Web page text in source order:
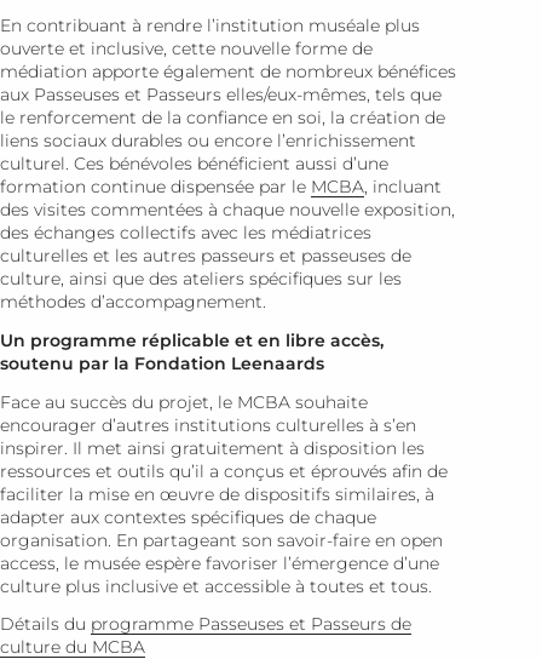
En contribuant à rendre l’institution muséale plus
ouverte et inclusive, cette nouvelle forme de
médiation apporte également de nombreux bénéfices
aux Passeuses et Passeurs elles/eux-mêmes, tels que
le renforcement de la confiance en soi, la création de
liens sociaux durables ou encore l’enrichissement
culturel. Ces bénévoles bénéficient aussi d’une
formation continue dispensée par le MCBA, incluant
des visites commentées à chaque nouvelle exposition,
des échanges collectifs avec les médiatrices
culturelles et les autres passeurs et passeuses de
culture, ainsi que des ateliers spécifiques sur les
méthodes d’accompagnement.
Un programme réplicable et en libre accès,
soutenu par la Fondation Leenaards
Face au succès du projet, le MCBA souhaite
encourager d’autres institutions culturelles à s’en
inspirer. Il met ainsi gratuitement à disposition les
ressources et outils qu’il a conçus et éprouvés afin de
faciliter la mise en œuvre de dispositifs similaires, à
adapter aux contextes spécifiques de chaque
organisation. En partageant son savoir-faire en open
access, le musée espère favoriser l’émergence d’une
culture plus inclusive et accessible à toutes et tous.
Détails du programme Passeuses et Passeurs de
culture du MCBA